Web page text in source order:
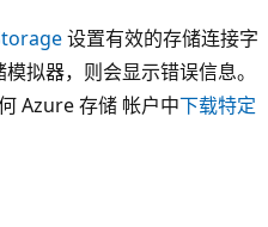
设置有效的存储连接字
拟器，则会显示错误信息。
Azure 存储 帐户中下载特定